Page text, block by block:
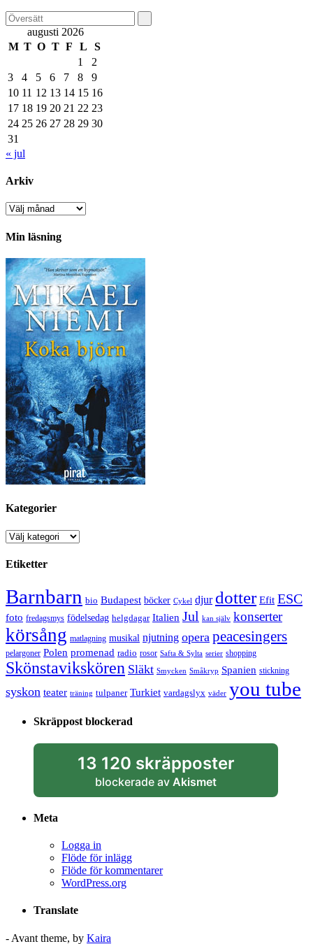
augusti 2026
M T O T F L
S
1
2
3
4 5 6 7 8
9
10 11 12 13 14 15 16
17 18 19 20 21 22 23
24 25 26 27 28 29 30
31
« jul
Arkiv
Arkiv
Min läsning
Kategorier
Kategorier
Etiketter
Barnbarn bio Budapest böcker Cykel djur dotter Efit ESC
foto fredagsmys födelsedag helgdagar Italien Jul kan själv konserter
körsång matlagning musikal njutning opera peacesingers
pelargoner Polen promenad radio rosor Safta & Sylta serier shopping
Skönstavikskören Släkt Smycken Småkryp Spanien stickning
syskon teater träning tulpaner Turkiet vardagslyx väder you tube
Skräppost blockerad
13 120 skräpposter
blockerade av Akismet
Meta
Logga in
Flöde för inlägg
Flöde för kommentarer
WordPress.org
Translate
- Avant theme, by Kaira